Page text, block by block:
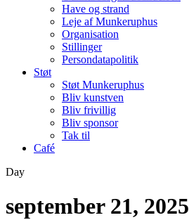
Have og strand
Leje af Munkeruphus
Organisation
Stillinger
Persondatapolitik
Støt
Støt Munkeruphus
Bliv kunstven
Bliv frivillig
Bliv sponsor
Tak til
Café
Day
september 21, 2025